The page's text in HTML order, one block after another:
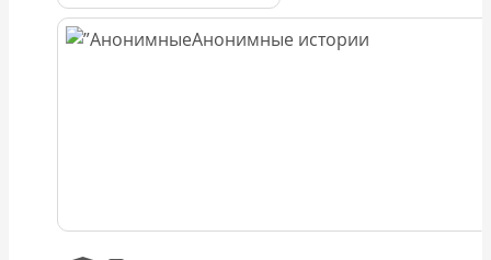
Анонимные истории